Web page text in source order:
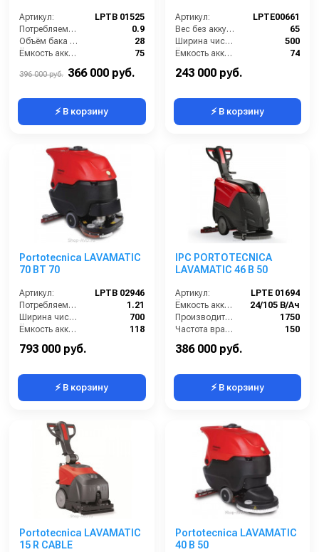
Артикул:
LPTB 01525
Потребляемая мощность (кВт):
0.9
Объём бака для чистой воды (л):
28
Ёмкость аккумуляторов (Ач):
75
396 000 руб. 366 000 руб.
⚡ В корзину
Артикул:
LPTE00661
Вес без аккумуляторов (кг):
65
Ширина чистки щёток (мм):
500
Ёмкость аккумуляторов (Ач):
74
243 000 руб.
⚡ В корзину
Portotecnica LAVAMATIC
70 BT 70
Артикул:
LPTB 02946
Потребляемая мощность (кВт):
1.21
Ширина чистки щёток (мм):
700
Ёмкость аккумуляторов (Ач):
118
793 000 руб.
⚡ В корзину
IPC PORTOTECNICA
LAVAMATIC 46 B 50
Артикул:
LPTE 01694
Ёмкость аккумуляторов (Ач):
24/105 В/Ач
Производительность по площади (м2/ч):
1750
Частота вращения щетки (об/мин):
150
386 000 руб.
⚡ В корзину
Portotecnica LAVAMATIC
15 R CABLE
Portotecnica LAVAMATIC
40 B 50